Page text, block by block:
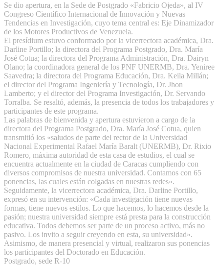
Se dio apertura, en la Sede de Postgrado «Fabricio Ojeda», al IV
Congreso Científico Internacional de Innovación y Nuevas
Tendencias en Investigación, cuyo tema central es: Eje Dinamizador
de los Motores Productivos de Venezuela.
​El presídium estuvo conformado por la vicerrectora académica, Dra.
Darline Portillo; la directora del Programa Postgrado, Dra. María
José Cotua; la directora del Programa Administración, Dra. Dairyn
Olano; la coordinadora general de los PNF UNERMB, Dra. Yeniree
Saavedra; la directora del Programa Educación, Dra. Keila Millán;
el director del Programa Ingeniería y Tecnología, Dr. Jhon
Lamberto; y el director del Programa Investigación, Dr. Servando
Torralba. Se resaltó, además, la presencia de todos los trabajadores y
participantes de este programa.
​Las palabras de bienvenida y apertura estuvieron a cargo de la
directora del Programa Postgrado, Dra. María José Cotua, quien
transmitió los «saludos de parte del rector de la Universidad
Nacional Experimental Rafael María Baralt (UNERMB), Dr. Rixio
Romero, máxima autoridad de esta casa de estudios, el cual se
encuentra actualmente en la ciudad de Caracas cumpliendo con
diversos compromisos de nuestra universidad. Contamos con 65
ponencias, las cuales están colgadas en nuestras redes».
​Seguidamente, la vicerrectora académica, Dra. Darline Portillo,
expresó en su intervención: «Cada investigación tiene nuevas
formas, tiene nuevos estilos. Lo que hacemos, lo hacemos desde la
pasión; nuestra universidad siempre está presta para la construcción
educativa. Todos debemos ser parte de un proceso activo, más no
pasivo. Los invito a seguir creyendo en esta, su universidad».
​Asimismo, de manera presencial y virtual, realizaron sus ponencias
los participantes del Doctorado en Educación.
​Postgrado, sede R-10